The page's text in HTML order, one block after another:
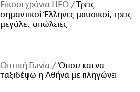
Είκοσι χρόνια LIFO
Tρεις
σημαντικοί Έλληνες μουσικοί, τρεις
μεγάλες απώλειες
Οπτική Γωνία
Όπου και να
ταξιδέψω η Αθήνα με πληγώνει